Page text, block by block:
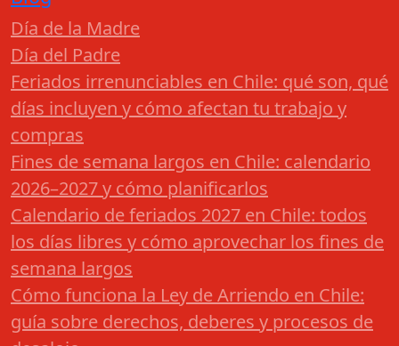
Día de la Madre
Día del Padre
Feriados irrenunciables en Chile: qué son, qué
días incluyen y cómo afectan tu trabajo y
compras
Fines de semana largos en Chile: calendario
2026–2027 y cómo planificarlos
Calendario de feriados 2027 en Chile: todos
los días libres y cómo aprovechar los fines de
semana largos
Cómo funciona la Ley de Arriendo en Chile:
guía sobre derechos, deberes y procesos de